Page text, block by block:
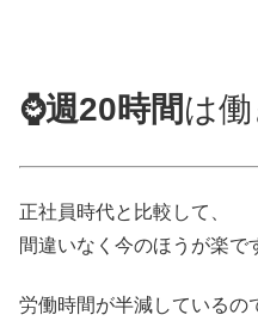
⌚週20時間は
正社員時代と比較して、
間違いなく今のほうが楽で
労働時間が半減しているの